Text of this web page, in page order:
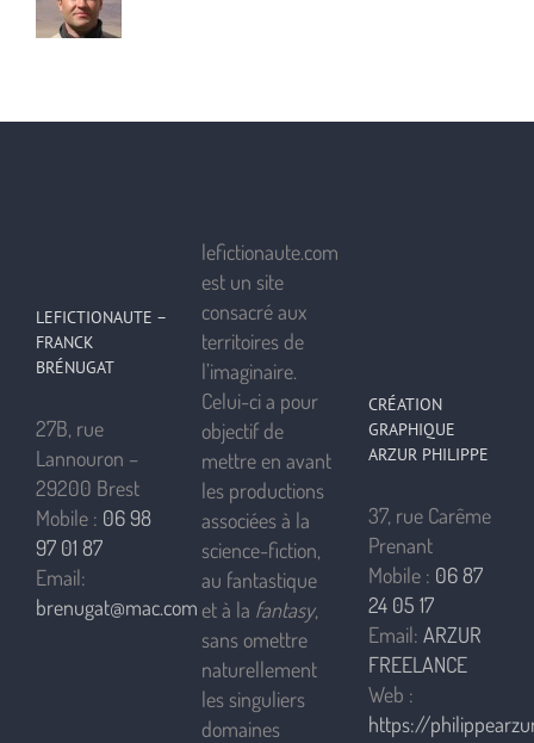
LEFICTIONAUTE –
FRANCK
BRÉNUGAT
27B, rue
Lannouron –
29200 Brest
Mobile : 06 98
97 01 87
Email:
brenugat@mac.com
lefictionaute.com
est un site
consacré aux
territoires de
l’imaginaire.
Celui-ci a pour
objectif de
mettre en avant
les productions
associées à la
science-fiction,
au fantastique
et à la fantasy,
sans omettre
naturellement
les singuliers
domaines
CRÉATION
GRAPHIQUE
ARZUR PHILIPPE
37, rue Carême
Prenant
Mobile : 06 87
24 05 17
Email: ARZUR
FREELANCE
Web :
https://